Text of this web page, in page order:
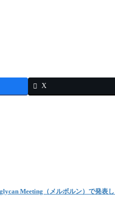
X
Meeting（メルボルン）で発表